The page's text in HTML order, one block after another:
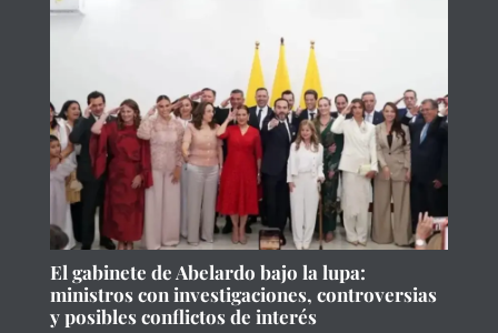
El gabinete de Abelardo bajo la lupa:
ministros con investigaciones, controversias
y posibles conflictos de interés